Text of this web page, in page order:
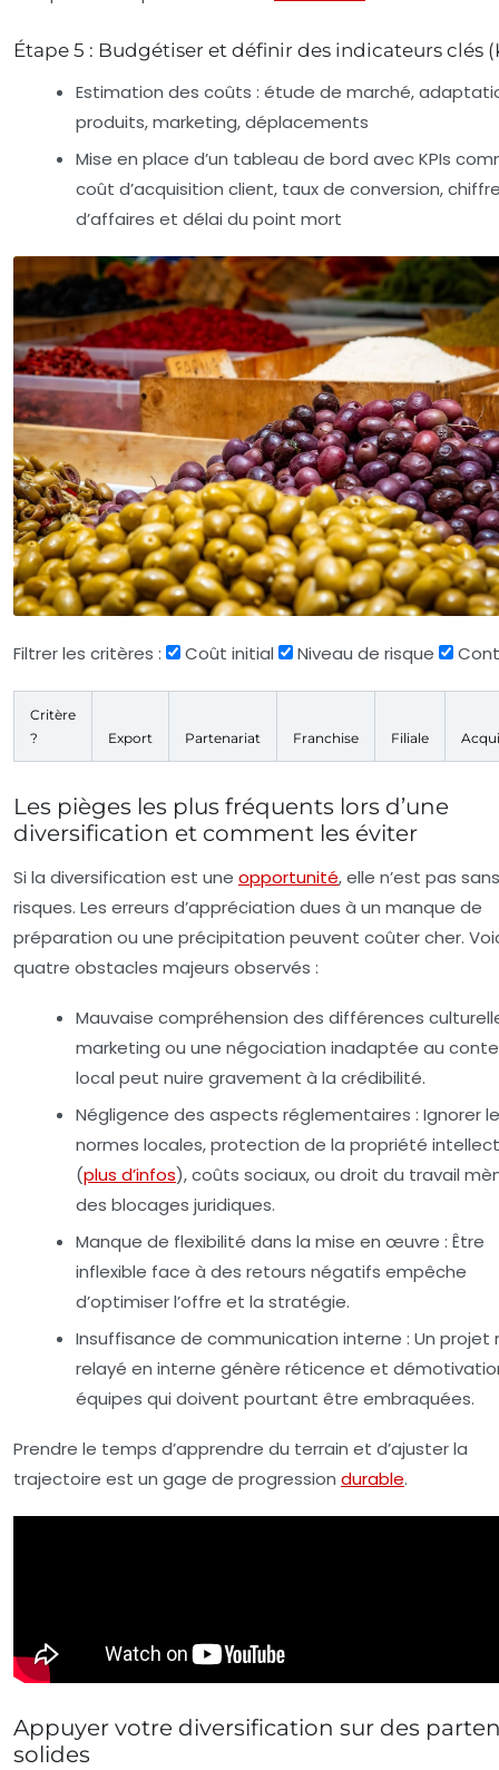
Étape 5 : Budgétiser et définir des indicateurs clés
Estimation des coûts : étude de marché,
produits, marketing, déplacements
Mise en place d’un tableau de bord avec KPIs
coût d’acquisition client, taux de conversion,
d’affaires et délai du point mort
Filtrer les critères : Coût initial Niveau de risque
Critère
?
Export Partenariat Franchise Filiale
Les pièges les plus fréquents lors d’une
diversification et comment les éviter
Si la diversification est une opportunité, elle n’est pas sans
risques. Les erreurs d’appréciation dues à un manque de
préparation ou une précipitation peuvent coûter cher.
quatre obstacles majeurs observés :
Mauvaise compréhension des différences
marketing ou une négociation inadaptée au
local peut nuire gravement à la crédibilité.
Négligence des aspects réglementaires : Ignorer
normes locales, protection de la propriété
(plus d’infos), coûts sociaux, ou droit du travail
des blocages juridiques.
Manque de flexibilité dans la mise en œuvre : Être
inflexible face à des retours négatifs empêche
d’optimiser l’offre et la stratégie.
Insuffisance de communication interne : Un projet
relayé en interne génère réticence et
équipes qui doivent pourtant être embraquées.
Prendre le temps d’apprendre du terrain et d’ajuster la
trajectoire est un gage de progression durable.
Appuyer votre diversification sur des
solides